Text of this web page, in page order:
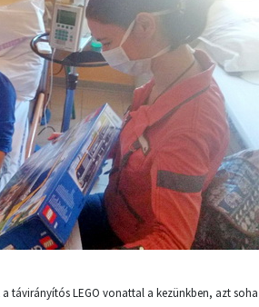
LEGO vonattal a kezünkben, azt